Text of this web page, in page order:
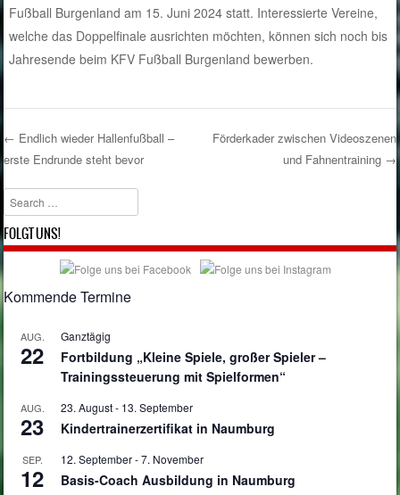
Fußball Burgenland am 15. Juni 2024 statt. Interessierte Vereine,
welche das Doppelfinale ausrichten möchten, können sich noch bis
Jahresende beim KFV Fußball Burgenland bewerben.
Post navigation
← Endlich wieder Hallenfußball –
erste Endrunde steht bevor
Förderkader zwischen Videoszenen
und Fahnentraining →
Search
FOLGT UNS!
Kommende Termine
AUG.
22
Ganztägig
Fortbildung „Kleine Spiele, großer Spieler –
Trainingssteuerung mit Spielformen“
AUG.
23
23. August- 13. September
Kindertrainerzertifikat in Naumburg
SEP.
12
12. September-7. November
Basis-Coach Ausbildung in Naumburg